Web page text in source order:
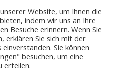
und Germania Ruder Club
Website, um Ihnen die
indem wir uns an Ihre
Besuche erinnern. Wenn Sie
erklären Sie sich mit der
Sie können
besuchen, um eine
erteilen.